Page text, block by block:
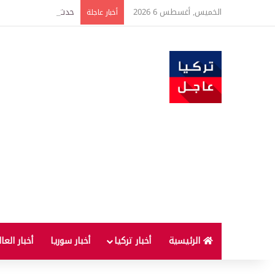
الخميس, أغسطس 6 2026 أخبار عاجلة حدث فريد من نوعه بين
الرئيسية أخبار تركيا أخبار سوريا أخبار